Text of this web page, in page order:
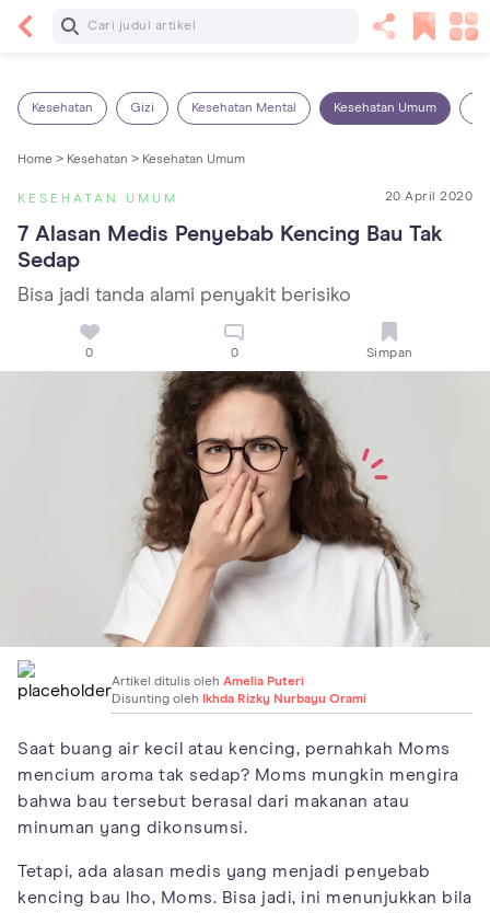
Baca Selanjutnya
Kesehatan Gizi Kesehatan Mental Kesehatan Umum
Home > Kesehatan > Kesehatan Umum
KESEHATAN UMUM 20 April 2020
7 Alasan Medis Penyebab Kencing Bau Tak
Sedap
Bisa jadi tanda alami penyakit berisiko
0 0 Simpan
Artikel ditulis oleh Amelia Puteri
Disunting oleh
Ikhda Rizky Nurbayu Orami
Saat buang air kecil atau kencing, pernahkah Moms
mencium aroma tak sedap? Moms mungkin mengira
bahwa bau tersebut berasal dari makanan atau
minuman yang dikonsumsi.
Tetapi, ada alasan medis yang menjadi penyebab
kencing bau lho, Moms. Bisa jadi, ini menunjukkan bila